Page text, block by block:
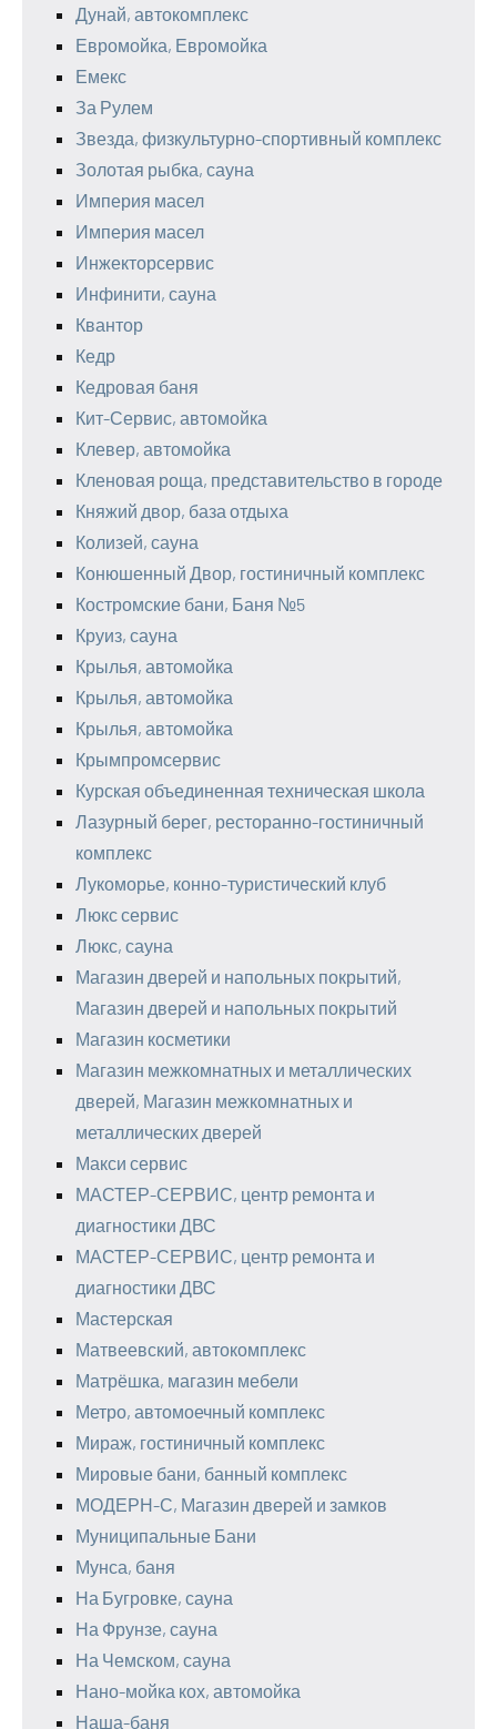
Дунай, автокомплекс
Евромойка, Евромойка
Емекс
За Рулем
Звезда, физкультурно-спортивный комплекс
Золотая рыбка, сауна
Империя масел
Империя масел
Инжекторсервис
Инфинити, сауна
Квантор
Кедр
Кедровая баня
Кит-Сервис, автомойка
Клевер, автомойка
Кленовая роща, представительство в городе
Княжий двор, база отдыха
Колизей, сауна
Конюшенный Двор, гостиничный комплекс
Костромские бани, Баня №5
Круиз, сауна
Крылья, автомойка
Крылья, автомойка
Крылья, автомойка
Крымпромсервис
Курская объединенная техническая школа
Лазурный берег, ресторанно-гостиничный
комплекс
Лукоморье, конно-туристический клуб
Люкс сервис
Люкс, сауна
Магазин дверей и напольных покрытий,
Магазин дверей и напольных покрытий
Магазин косметики
Магазин межкомнатных и металлических
дверей, Магазин межкомнатных и
металлических дверей
Макси сервис
МАСТЕР-СЕРВИС, центр ремонта и
диагностики ДВС
МАСТЕР-СЕРВИС, центр ремонта и
диагностики ДВС
Мастерская
Матвеевский, автокомплекс
Матрёшка, магазин мебели
Метро, автомоечный комплекс
Мираж, гостиничный комплекс
Мировые бани, банный комплекс
МОДЕРН-С, Магазин дверей и замков
Муниципальные Бани
Мунса, баня
На Бугровке, сауна
На Фрунзе, сауна
На Чемском, сауна
Нано-мойка кох, автомойка
Наша-баня